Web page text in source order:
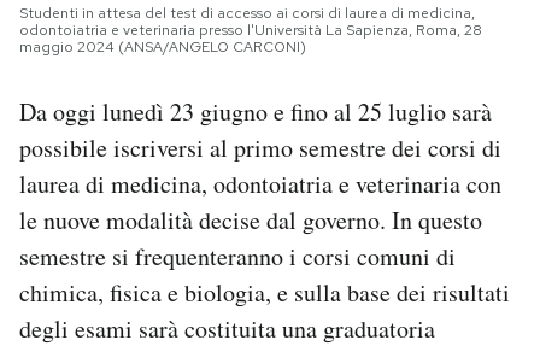
SHOP
Area Personale
Newsletter
Notifiche mobile
Studenti in attesa del test di accesso ai corsi di laurea di medicina,
odontoiatria e veterinaria presso l'Università La Sapienza, Roma, 28
maggio 2024 (ANSA/ANGELO CARCONI)
Da oggi lunedì 23 giugno e fino al 25 luglio sarà
possibile iscriversi al primo semestre dei corsi di
laurea di medicina, odontoiatria e veterinaria con
le nuove modalità decise dal governo. In questo
semestre si frequenteranno i corsi comuni di
chimica, fisica e biologia, e sulla base dei risultati
degli esami sarà costituita una graduatoria